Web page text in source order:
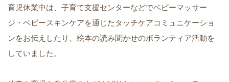
育児休業中は、子育て支援センターなどでベビーマッサー
ジ・ベビースキンケアを通じたタッチケアコミュニケーショ
ンをお伝えしたり、絵本の読み聞かせのボランティア活動を
していました。